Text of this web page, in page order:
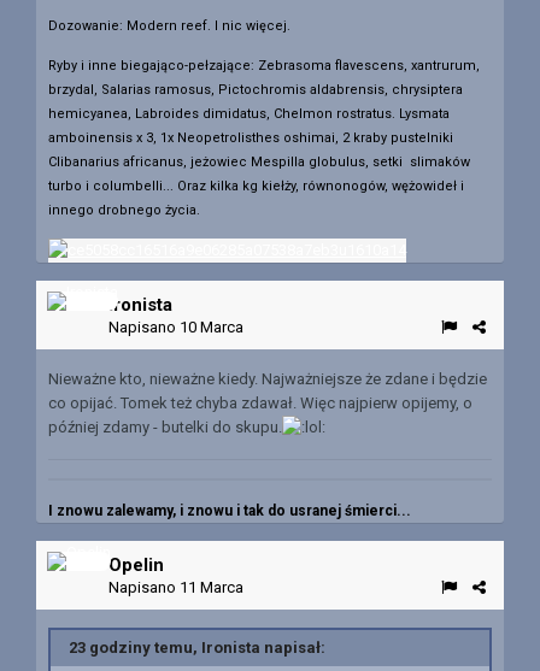
Dozowanie: Modern reef. I nic więcej.
Ryby i inne biegająco-pełzające: Zebrasoma flavescens, xantrurum,
brzydal, Salarias ramosus, Pictochromis aldabrensis, chrysiptera
hemicyanea, Labroides dimidatus, Chelmon rostratus. Lysmata
amboinensis x 3, 1x Neopetrolisthes oshimai, 2 kraby pustelniki
Clibanarius africanus, jeżowiec Mespilla globulus, setki slimaków
turbo i columbelli... Oraz kilka kg kiełży, równonogów, wężowideł i
innego drobnego życia.
Ironista
Napisano 10 Marca
Nieważne kto, nieważne kiedy. Najważniejsze że zdane i będzie
co opijać. Tomek też chyba zdawał. Więc najpierw opijemy, o
później zdamy - butelki do skupu.
I znowu zalewamy, i znowu i tak do usranej śmierci...
Opelin
Napisano 11 Marca
23 godziny temu, Ironista napisał: